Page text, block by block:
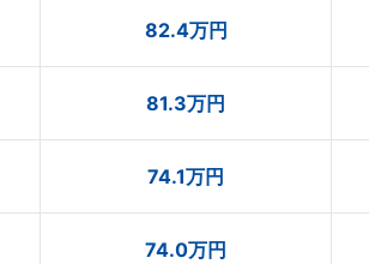
82.4万円
81.3万円
74.1万円
74.0万円